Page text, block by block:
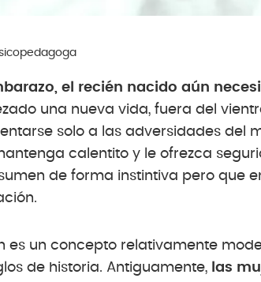
el recién nacido aún
una nueva vida, fuera del
solo a las adversidades del
calentito y le ofrezca
de forma instintiva pero que
es un concepto relativamente
de historia. Antiguamente, las